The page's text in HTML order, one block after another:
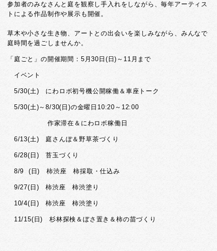
参加者のみなさんと庭を観察し手入れをしながら、毎年アーティス
トによる作品制作や展示も開催。
草木や小さな生き物、アートとの出会いを楽しみながら、みんなで
庭時間を過ごしませんか。
「庭ごと」の開催期間：5月30日(日)～11月まで
イベント
5/30(土) にわロボ初号機公開稼働＆車座トーク
5/30(土)～8/30(日)の金曜日10:20～12:00
作家滞在＆にわロボ稼働日
6/13(土) 庭さんぽ＆野草茶づくり
6/28(日) 苔玉づくり
8/9 (日) 柿渋座 柿採取・仕込み
9/27(日) 柿渋座 柿渋塗り
10/4(日) 柿渋座 柿渋塗り
11/15(日) 杉林探検＆ぼさ置き＆柿の苗づくり